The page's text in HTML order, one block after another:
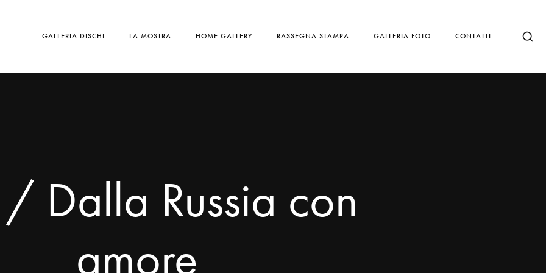
GALLERIA DISCHI LA MOSTRA HOME GALLERY RASSEGNA STAMPA GALLERIA FOTO CONTATTI
Dalla Russia con
amore